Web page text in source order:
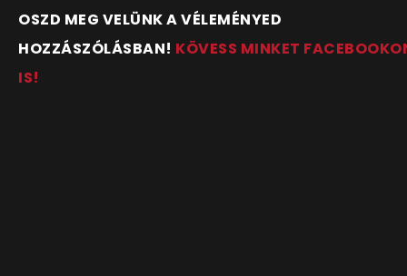
OSZD MEG VELÜNK A VÉLEMÉNYED
HOZZÁSZÓLÁSBAN! KÖVESS MINKET
IS!